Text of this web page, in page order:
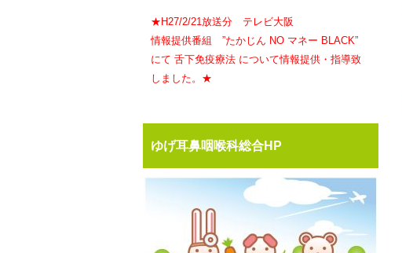
★H27/2/21放送分 テレビ大阪
情報提供番組 ”たかじん NO マネー BLACK”
にて 舌下免疫療法 について情報提供・指導致
しました。★
ゆげ耳鼻咽喉科総合HP